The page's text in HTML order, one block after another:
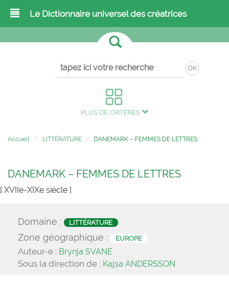
Le Dictionnaire universel des créatrices
OK
PLUS DE CRITÈRES
Accueil LITTÉRATURE DANEMARK – FEMMES DE LETTRES
DANEMARK – FEMMES DE LETTRES
[ XVIIe-XIXe siècle ]
Domaine : LITTÉRATURE
Zone géographique : EUROPE
Auteur-e : Brynja SVANE
Sous la direction de : Kajsa ANDERSSON